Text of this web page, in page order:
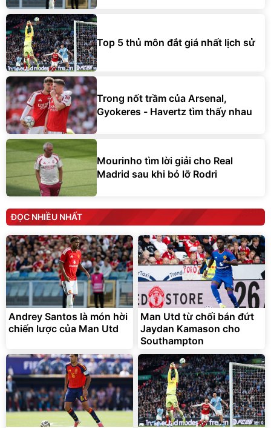
Top 5 thủ môn đắt giá nhất lịch sử
Trong nốt trầm của Arsenal,
Gyokeres - Havertz tìm thấy nhau
Mourinho tìm lời giải cho Real
Madrid sau khi bỏ lỡ Rodri
ĐỌC NHIỀU NHẤT
Andrey Santos là món hời
chiến lược của Man Utd
Man Utd từ chối bán đứt
Jaydan Kamason cho
Southampton